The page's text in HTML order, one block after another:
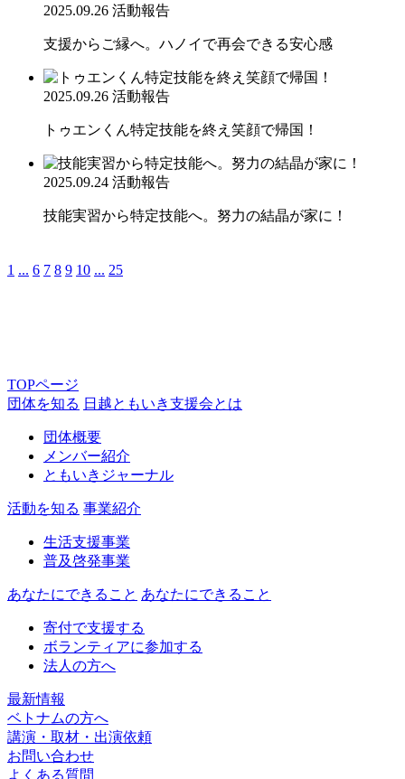
2025.09.26 活動報告
支援からご縁へ。ハノイで再会できる安心感
2025.09.26 活動報告
トゥエンくん特定技能を終え笑顔で帰国！
2025.09.24 活動報告
技能実習から特定技能へ。努力の結晶が家に！
1 ... 6 7 8 9 10 ... 25
TOPページ
団体を知る 日越ともいき支援会とは
団体概要
メンバー紹介
ともいきジャーナル
活動を知る 事業紹介
生活支援事業
普及啓発事業
あなたにできること あなたにできること
寄付で支援する
ボランティアに参加する
法人の方へ
最新情報
ベトナムの方へ
講演・取材・出演依頼
お問い合わせ
よくある質問